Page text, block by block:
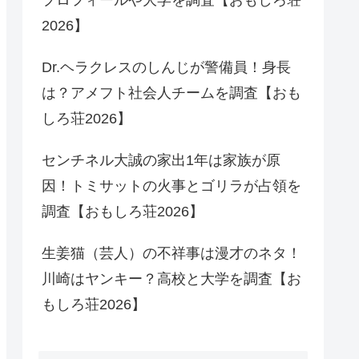
2026】
Dr.ヘラクレスのしんじが警備員！身長
は？アメフト社会人チームを調査【おも
しろ荘2026】
センチネル大誠の家出1年は家族が原
因！トミサットの火事とゴリラが占領を
調査【おもしろ荘2026】
生姜猫（芸人）の不祥事は漫才のネタ！
川崎はヤンキー？高校と大学を調査【お
もしろ荘2026】